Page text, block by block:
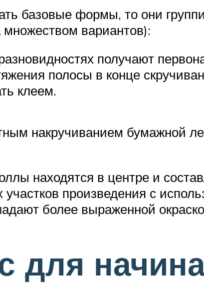
базовые формы, то они
множеством вариантов):
получают
полосы в конце
клеем.
накручиванием бумажной
находятся в центре и
произведения с
более выраженной
для